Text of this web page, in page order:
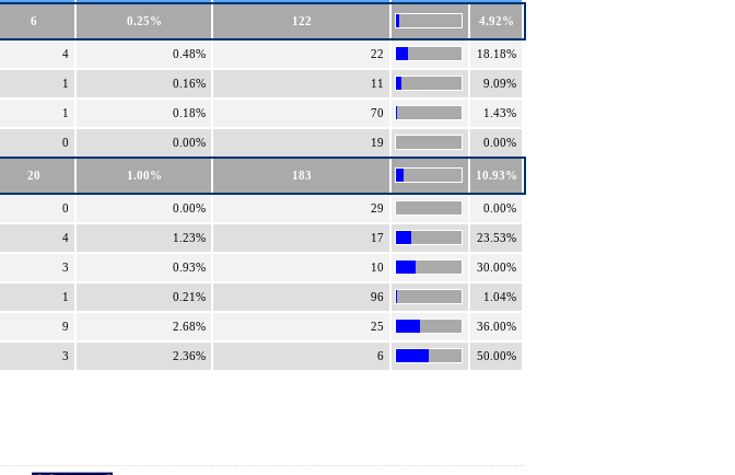
6 0.25% 122 4.92%
4 0.48% 22 18.18%
1 0.16% 11 9.09%
1 0.18% 70 1.43%
0 0.00% 19 0.00%
20 1.00% 183 10.93%
0 0.00% 29 0.00%
4 1.23% 17 23.53%
3 0.93% 10 30.00%
1 0.21% 96 1.04%
9 2.68% 25 36.00%
3 2.36% 6 50.00%